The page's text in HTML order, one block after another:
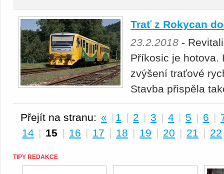
Trať z Rokycan
23.2.2018 -
Příkosic je hotova.
zvýšení traťové
Stavba přispěla
Přejít na stranu: « | 1 | 2 | 3 | 4 | 5 | 6 |
14 | 15 | 16 | 17 | 18 | 19 | 20 | 21 | 22
TIPY REDAKCE